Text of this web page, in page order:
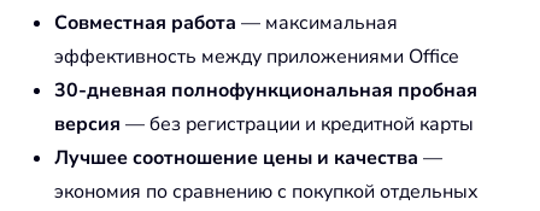
Совместная работа — максимальная
эффективность между приложениями Office
30-дневная полнофункциональная пробная
версия — без регистрации и кредитной карты
Лучшее соотношение цены и качества —
экономия по сравнению с покупкой отдельных